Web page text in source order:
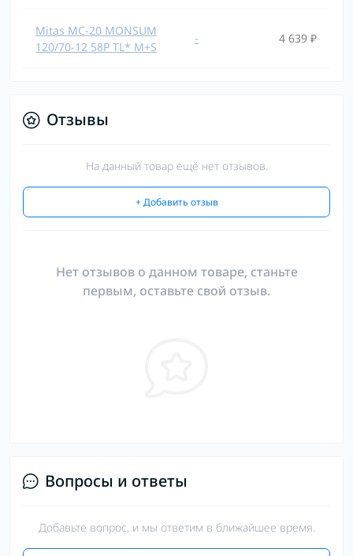
Mitas MC-20 MONSUM
120/70-12 58P TL* M+S
- 4 639 ₽
Отзывы
На данный товар ещё нет отзывов.
+ Добавить отзыв
Нет отзывов о данном товаре, станьте
первым, оставьте свой отзыв.
Вопросы и ответы
Добавьте вопрос, и мы ответим в ближайшее время.